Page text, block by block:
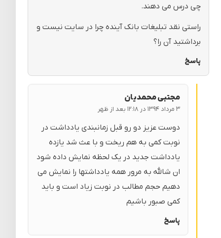
چی درس می دهند.
راستی نقد تبلیغات بانک آینده چرا در سایت نیست و
برداشتید آن را؟
پاسخ
مجتبی محمدیان
۳ مرداد ۱۳۹۴ در ۱۲:۱۸ بعد از ظهر
دوست عزیز دو رو قبل زمانبندی یادداشت در
نوبت کمی به هم ریخت و با عث شد یازده
یادداشت جدید در یک لحظه نمایش داده شود
ان شالله به مرور همه یادداشتها را نمایش می
دهیم حجم مطالب در نوبت زیاد است و باید
کمی صبور باشیم
پاسخ